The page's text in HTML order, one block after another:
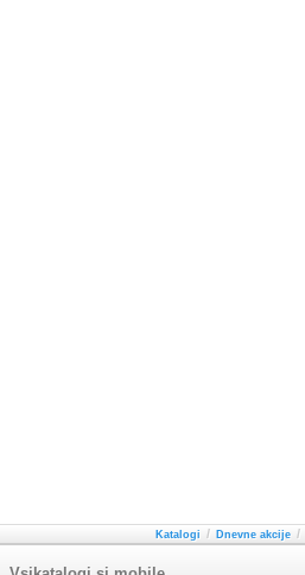
Katalogi / Dnevne akcije /